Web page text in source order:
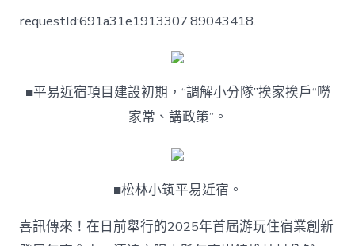
夜
回
“金
requestId:691a31e1913307.89043418.
■平易近宿項目建設初期，“調解小分隊”挨家挨戶“嘮
家常、講政策”。
■松林小筑平易近宿。
喜訊傳來！在日前舉行的2025年首屆游玩住宿業創新